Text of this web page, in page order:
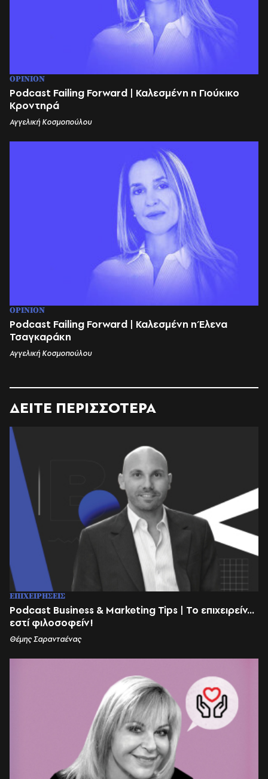
OPINION
Podcast Failing Forward | Καλεσμένη η Γιούκικο
Κροντηρά
Αγγελική Κοσμοπούλου
OPINION
Podcast Failing Forward | Καλεσμένη η Έλενα
Τσαγκαράκη
Αγγελική Κοσμοπούλου
ΔΕΙΤΕ ΠΕΡΙΣΣΟΤΕΡΑ
ΕΠΙΧΕΙΡΗΣΕΙΣ
Podcast Business & Marketing Tips | Το επιχειρείν...
εστί φιλοσοφείν!
Θέμης Σαρανταένας